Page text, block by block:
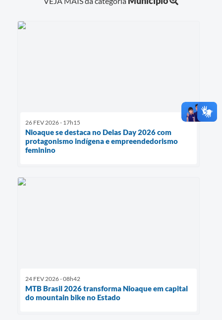
26 FEV 2026 - 17h15
Nioaque se destaca no Delas Day 2026 com
protagonismo indígena e empreendedorismo
feminino
24 FEV 2026 - 08h42
MTB Brasil 2026 transforma Nioaque em capital
do mountain bike no Estado